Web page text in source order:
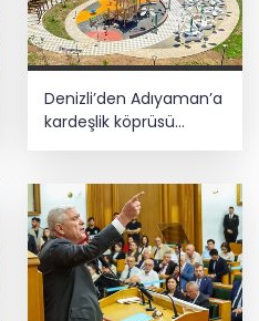
Denizli’den Adıyaman’a
kardeşlik köprüsü